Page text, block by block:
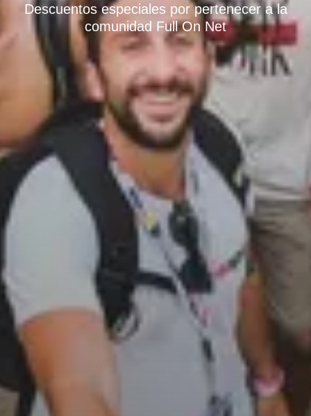
Descuentos especiales por pertenecer a la
comunidad Full On Net